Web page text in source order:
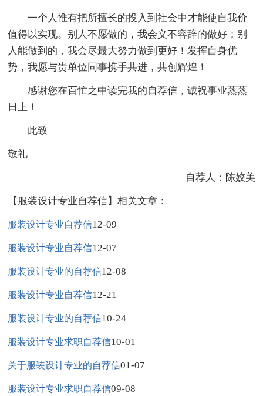
一个人惟有把所擅长的投入到社会中才能使自我价
值得以实现。别人不愿做的，我会义不容辞的做好；别
人能做到的，我会尽最大努力做到更好！发挥自身优
势，我愿与贵单位同事携手共进，共创辉煌！
感谢您在百忙之中读完我的自荐信，诚祝事业蒸蒸
日上！
此致
敬礼
自荐人：陈姣美
【服装设计专业自荐信】相关文章：
服装设计专业自荐信12-09
服装设计专业自荐信12-07
服装设计专业的自荐信12-08
服装设计专业自荐信12-21
服装设计专业的自荐信10-24
服装设计专业求职自荐信10-01
关于服装设计专业的自荐信01-07
服装设计专业求职自荐信09-08